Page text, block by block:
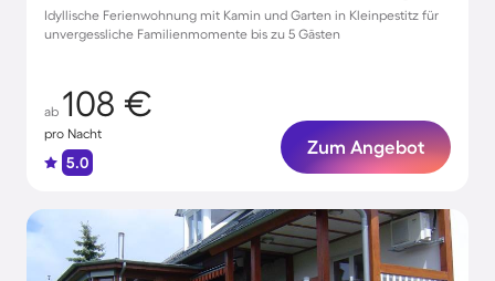
Idyllische Ferienwohnung mit Kamin und Garten in Kleinpestitz für
unvergessliche Familienmomente bis zu 5 Gästen
ab 108 €
pro Nacht
5.0
Zum Angebot